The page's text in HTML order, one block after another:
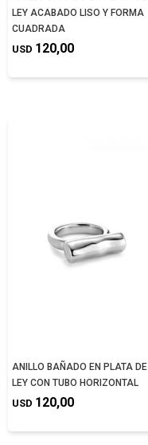
LEY ACABADO LISO Y FORMA
CUADRADA
USD 120,00
ANILLO BAÑADO EN PLATA DE
LEY CON TUBO HORIZONTAL
USD 120,00